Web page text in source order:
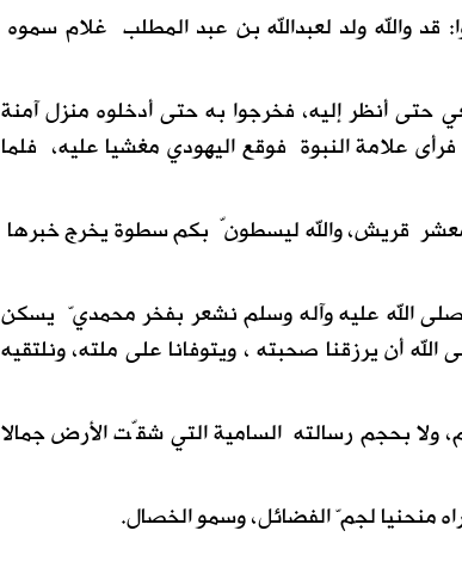
قد والله ولد لعبدالله بن عبد المطلب غلام سموه
حتى أنظر إليه، فخرجوا به حتى أدخلوه منزل آمنة
علامة النبوة فوقع اليهودي مغشيا عليه، فلما
معشر قريش، والله ليسطونّ بكم سطوة يخرج خبرها
الله عليه وآله وسلم نشعر بفخر محمديّ يسكن
أن يرزقنا صحبته ، ويتوفانا على ملته، ونلتقيه
ولا بحجم رسالته السامية التي شقّت الأرض جمالا
منحنيا لجمّ الفضائل، وسمو الخصال.